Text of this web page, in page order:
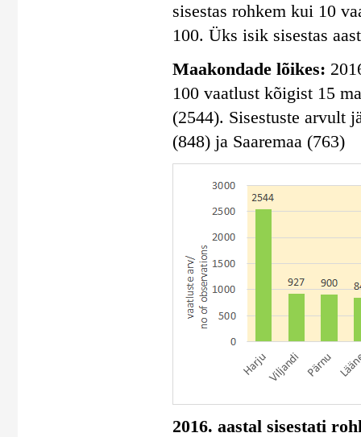
sisestas rohkem kui 10
100. Üks isik sisestas
Maakondade lõikes:
100 vaatlust kõigist 15
(2544). Sisestuste arvult
(848) ja Saaremaa (763)
2016. aastal sisestati